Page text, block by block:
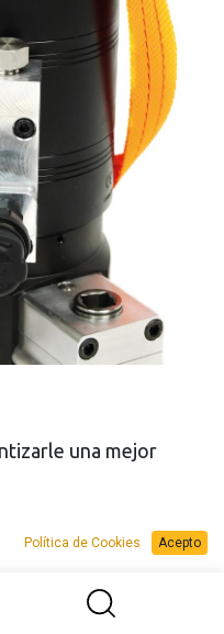
PRESUPUESTO
una mejor
Política de Cookies Acepto